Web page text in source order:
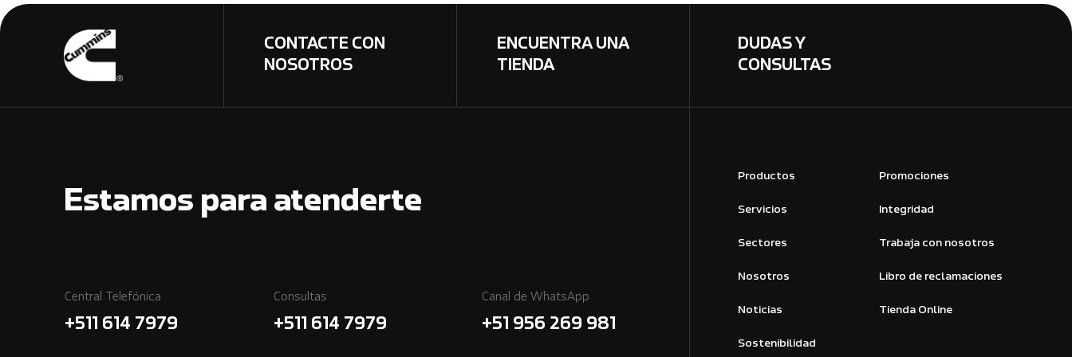
CONTACTE CON
NOSOTROS
ENCUENTRA UNA
TIENDA
DUDAS Y
CONSULTAS
Estamos para atenderte
Central Telefónica
+511 614 7979
Consultas
+511 614 7979
Canal de WhatsApp
+51 956 269 981
Productos
Servicios
Sectores
Nosotros
Noticias
Sostenibilidad
Promociones
Integridad
Trabaja con nosotros
Libro de reclamaciones
Tienda Online